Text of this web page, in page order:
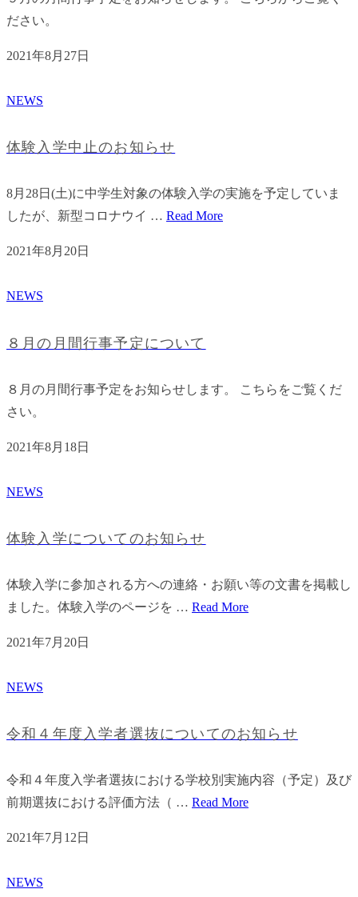
ださい。
2021年8月27日
NEWS
体験入学中止のお知らせ
8月28日(土)に中学生対象の体験入学の実施を予定していま
したが、新型コロナウイ … Read More
2021年8月20日
NEWS
８月の月間行事予定について
８月の月間行事予定をお知らせします。 こちらをご覧くだ
さい。
2021年8月18日
NEWS
体験入学についてのお知らせ
体験入学に参加される方への連絡・お願い等の文書を掲載し
ました。体験入学のページを … Read More
2021年7月20日
NEWS
令和４年度入学者選抜についてのお知らせ
令和４年度入学者選抜における学校別実施内容（予定）及び
前期選抜における評価方法（ … Read More
2021年7月12日
NEWS